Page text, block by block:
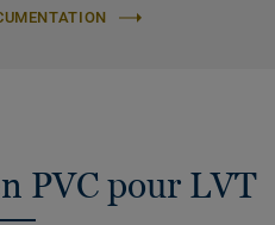
PVC pour LVT